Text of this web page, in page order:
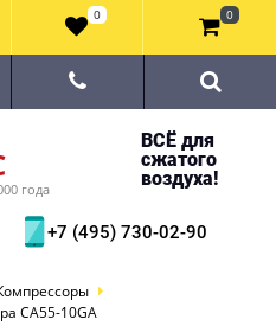
года
ВСЁ для
сжатого
воздуха!
+7 (495) 730-02-90
CA55-10GA
0 0